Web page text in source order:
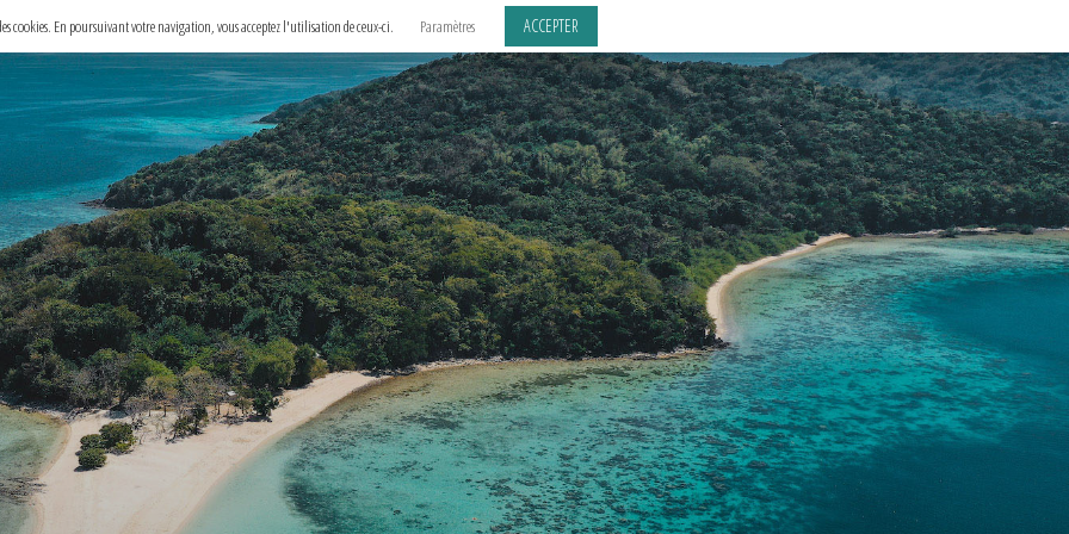
cookies. En poursuivant votre navigation, vous acceptez l'utilisation de ceux-ci. Paramètres ACCEPTER